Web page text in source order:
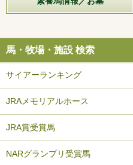
馬・牧場・施設 検索
サイアーランキング
JRAメモリアルホース
JRA賞受賞馬
NARグランプリ受賞馬